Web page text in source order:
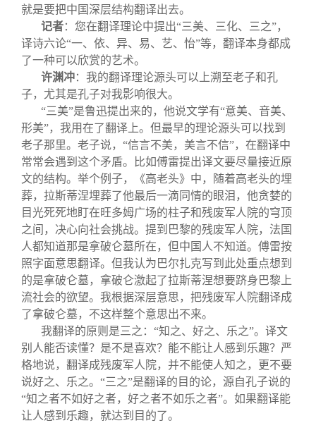
就是要把中国深层结构翻译出去。
记者：您在翻译理论中提出“三美、三化、三之”，
译诗六论“一、依、异、易、艺、怡”等，翻译本身都成
了一种可以欣赏的艺术。
许渊冲：我的翻译理论源头可以上溯至老子和孔
子，尤其是孔子对我影响很大。
“三美”是鲁迅提出来的，他说文学有“意美、音美、
形美”，我用在了翻译上。但最早的理论源头可以找到
老子那里。老子说，“信言不美，美言不信”，在翻译中
常常会遇到这个矛盾。比如傅雷提出译文要尽量接近原
文的结构。举个例子，《高老头》中，随着高老头的埋
葬，拉斯蒂涅埋葬了他最后一滴同情的眼泪，他贪婪的
目光死死地盯在旺多姆广场的柱子和残废军人院的穹顶
之间，决心向社会挑战。提到巴黎的残废军人院，法国
人都知道那是拿破仑墓所在，但中国人不知道。傅雷按
照字面意思翻译。但我认为巴尔扎克写到此处重点想到
的是拿破仑墓，拿破仑激起了拉斯蒂涅想要跻身巴黎上
流社会的欲望。我根据深层意思，把残废军人院翻译成
了拿破仑墓，不这样整个意思出不来。
我翻译的原则是三之：“知之、好之、乐之”。译文
别人能否读懂？是不是喜欢？能不能让人感到乐趣？严
格地说，翻译成残废军人院，并不能使人知之，更不要
说好之、乐之。“三之”是翻译的目的论，源自孔子说的
“知之者不如好之者，好之者不如乐之者”。如果翻译能
让人感到乐趣，就达到目的了。